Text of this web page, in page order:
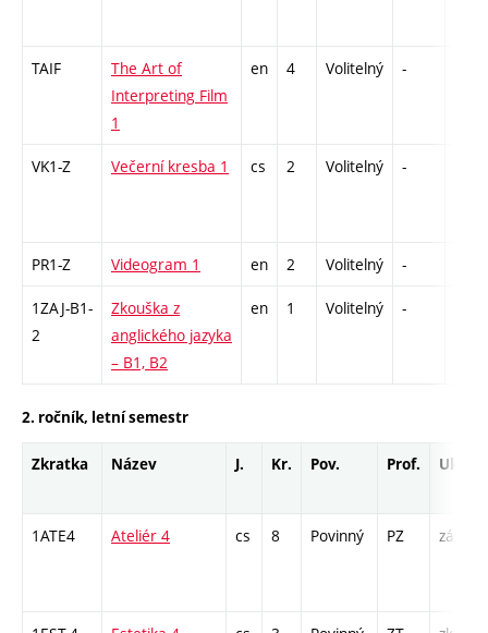
TAIF
The Art of
Interpreting Film
1
en 4 Volitelný -
VK1-Z Večerní kresba 1 cs 2 Volitelný -
PR1-Z Videogram 1 en 2 Volitelný -
1ZAJ-B1-
2
Zkouška z
anglického jazyka
– B1, B2
en 1 Volitelný -
2. ročník, letní semestr
Zkratka Název J. Kr. Pov. Prof. Uk.
1ATE4 Ateliér 4 cs 8 Povinný PZ zá